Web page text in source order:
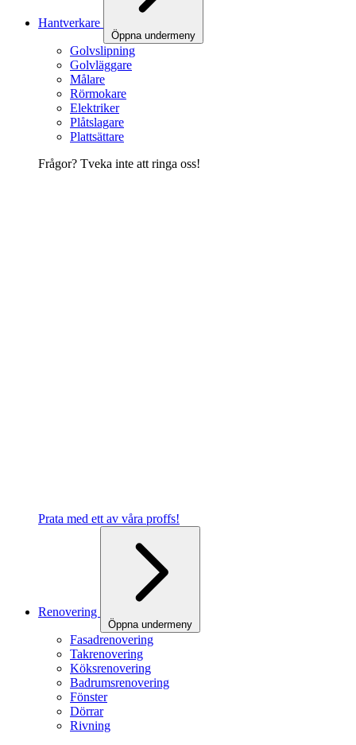
Hantverkare
Öppna undermeny
Golvslipning
Golvläggare
Målare
Rörmokare
Elektriker
Plåtslagare
Plattsättare
Frågor? Tveka inte att ringa oss!
Prata med ett av våra proffs!
Renovering
Öppna undermeny
Fasadrenovering
Takrenovering
Köksrenovering
Badrumsrenovering
Fönster
Dörrar
Rivning